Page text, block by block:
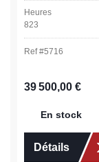
Heures
823
Ref #5716
Prix régulier :
39 500,00 €
En stock
Détails